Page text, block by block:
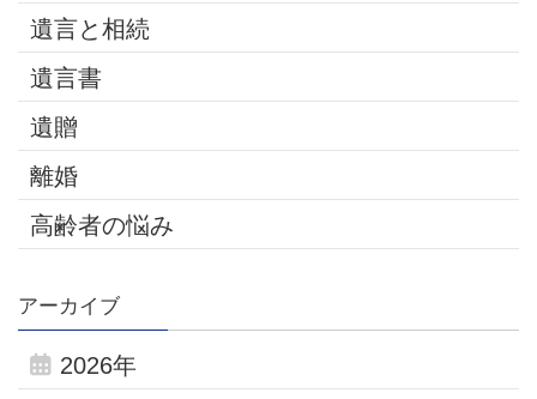
遺言と相続
遺言書
遺贈
離婚
高齢者の悩み
アーカイブ
2026年